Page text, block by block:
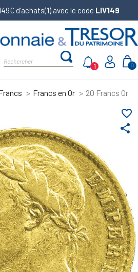
d’achats(1) avec le code LIV149
0
1
Francs en Or 20 Francs Or
share
favorite_border